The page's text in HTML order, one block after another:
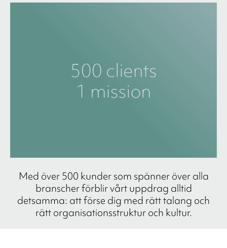
Med över 500 kunder som spänner över alla
branscher förblir vårt uppdrag alltid
detsamma: att förse dig med rätt talang och
rätt organisationsstruktur och kultur.